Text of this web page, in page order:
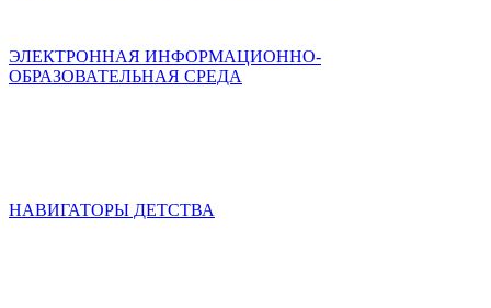
ЭЛЕКТРОННАЯ ИНФОРМАЦИОННО-
ОБРАЗОВАТЕЛЬНАЯ СРЕДА
НАВИГАТОРЫ ДЕТСТВА